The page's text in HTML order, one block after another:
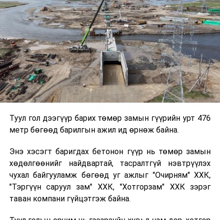
цэнэглэх үйлчилгээг үзүүлэхээр ажиллаж байна”
хэмээв.
“Сити Баз Консалтинг” ХХК-ийн ахлах
шалгагч Д.Нямсүрэн “Шалгагч нар “Hi-Pay
Wallet” апплкэйшнээр автобусны
карт цэнэглэх үйлчилгээ үзүүлээд хоёр хонож байна.
Уг ажилд иргэд маш эерэг хандлагатай байгаа нь
ажиглагддаг. Миний ажиллаж буй зүүн бүс буюу
Офицероос Багшийн дээдийн буудал
хүртэлх бүсэд 20 орчим шалгагч карт цэнэглэх
үйлчилгээг үзүүлж байгаа. Коронавируст халдварын
цар тахлын үед иргэд өөрсдийгөө эрсдэлээс
хамгаалан, бэлэн мөнгөөр зорчихгүй байх хэрэгтэй.
Иймд карт цэнэглэж буй шалгагч нарт хандах, карт
Туул гол дээгүүр барих төмөр замын гүүрийн урт 476
метр бөгөөд барилгын ажил ид өрнөж байна.
Энэ хэсэгт баригдах бетонон гүүр нь төмөр замын
хөдөлгөөнийг найдвартай, тасралтгүй нэвтрүүлэх
чухал байгууламж бөгөөд уг ажлыг "Очирням" ХХК,
"Тэргүүн саруул зам" ХХК, "Хотгорзам" ХХК зэрэг
таван компани гүйцэтгэж байна.